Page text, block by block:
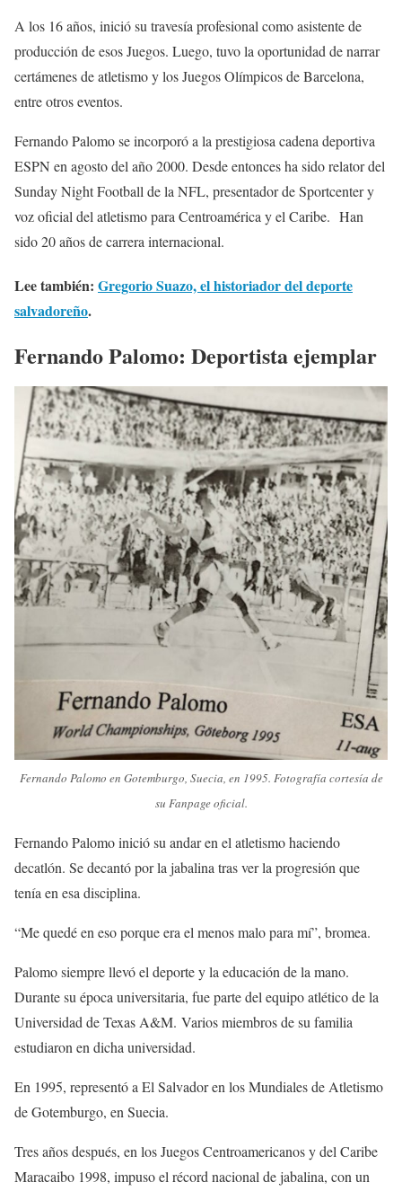
A los 16 años, inició su travesía profesional como asistente de
producción de esos Juegos. Luego, tuvo la oportunidad de narrar
certámenes de atletismo y los Juegos Olímpicos de Barcelona,
entre otros eventos.
Fernando Palomo se incorporó a la prestigiosa cadena deportiva
ESPN en agosto del año 2000. Desde entonces ha sido relator del
Sunday Night Football de la NFL, presentador de Sportcenter y
voz oficial del atletismo para Centroamérica y el Caribe. Han
sido 20 años de carrera internacional.
Lee también: Gregorio Suazo, el historiador del deporte
salvadoreño.
Fernando Palomo: Deportista ejemplar
Fernando Palomo en Gotemburgo, Suecia, en 1995. Fotografía cortesía de
su Fanpage oficial.
Fernando Palomo inició su andar en el atletismo haciendo
decatlón. Se decantó por la jabalina tras ver la progresión que
tenía en esa disciplina.
“Me quedé en eso porque era el menos malo para mí”, bromea.
Palomo siempre llevó el deporte y la educación de la mano.
Durante su época universitaria, fue parte del equipo atlético de la
Universidad de Texas A&M. Varios miembros de su familia
estudiaron en dicha universidad.
En 1995, representó a El Salvador en los Mundiales de Atletismo
de Gotemburgo, en Suecia.
Tres años después, en los Juegos Centroamericanos y del Caribe
Maracaibo 1998, impuso el récord nacional de jabalina, con un